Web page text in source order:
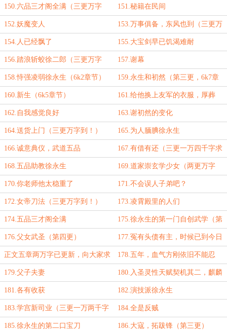
150.六品三才阁全满（三更万字
到！）
151.秘籍在民间
152.妖魔变人 153.万事俱备，东风也到（三更万
字到！）
154.人已经飘了 155.大宝剑早已饥渴难耐
156.踏浪斩蛟徐二郎（三更万字
到！）
157.谢幕
158.恃强凌弱徐永生（6k2章节） 159.永生和初然（第三更，6k7章
节）
160.新生（6k5章节） 161.给他换上友军的衣服，厚葬
（两更万字到！）
162.自我感觉良好 163.谢初然的变化
164.送货上门（三更万字到！） 165.为人腼腆徐永生
166.诚意典仪，武道五品 167.有借有还（三更一万四千字求
月末月票！）
168.五品助教徐永生 169.道家崇玄学少女（两更万字
到！）
170.你老师他太稳重了 171.不会误人子弟吧？
172.女帝刀法（三更万字到！） 173.凌霄殿里的人们
174.五品三才阁全满 175.徐永生的第一门自创武学（第
三更）
176.父女武圣（第四更） 177.冤有头债有主，时候已到今日
就报！（第五更）
正文五章两万字已更新，向大家求
个九月保底月票
178.五年，血气方刚依旧不能忍
179.父子夫妻 180.入圣灵性天赋契机其二，麒麟
石（三更一万六千字到，求月票！）
181.各有收获 182.演技派徐永生
183.学宫新司业（三更一万两千字
到！）
184.全是反贼
185.徐永生的第二口宝刀 186.大寇，拓跋锋（第三更）